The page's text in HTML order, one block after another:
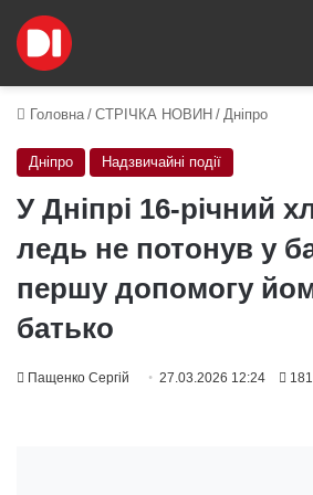
Головна / СТРІЧКА НОВИН / Дніпро
Дніпро Надзвичайні події
У Дніпрі 16-річний
ледь не потонув у
першу допомогу
батько
Пащенко Сергій 27.03.2026 12:24 181